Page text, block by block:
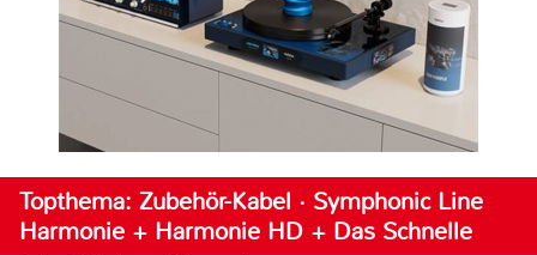
Topthema: Zubehör-Kabel · Symphonic Line
Harmonie + Harmonie HD + Das Schnelle